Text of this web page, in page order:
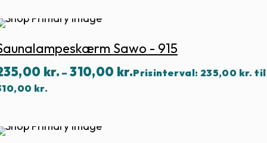
Sawo - 915
kr. – 310,00 kr.Prisinterval: 235,00 kr. til
kr.